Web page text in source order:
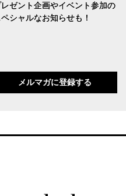
レゼント企画やイベント参加の
ペシャルなお知らせも！
メルマガに登録する